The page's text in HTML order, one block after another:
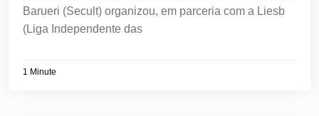
Barueri (Secult) organizou, em parceria com a Liesb
(Liga Independente das
1 Minute